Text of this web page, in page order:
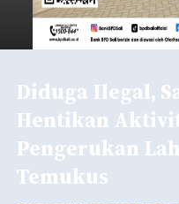
Diduga Ilegal,
Hentikan
Pengerukan
Temukus